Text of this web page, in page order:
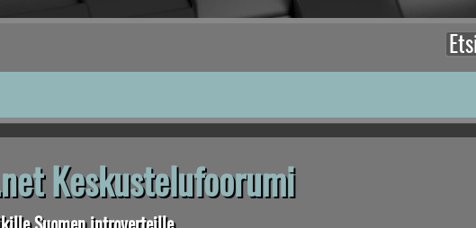
Keskustelufoorumi